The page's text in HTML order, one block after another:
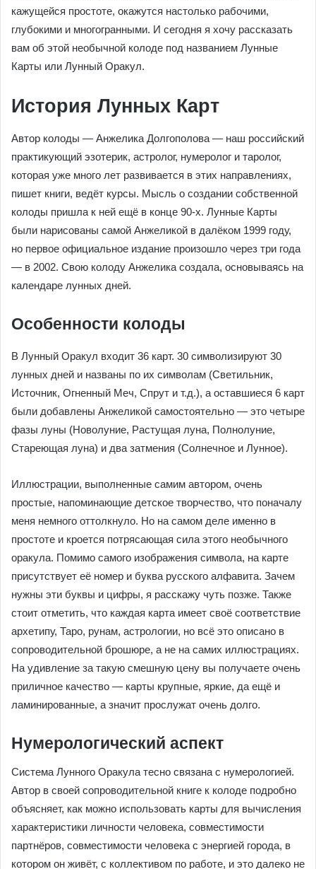
кажущейся простоте, окажутся настолько рабочими,
глубокими и многогранными. И сегодня я хочу рассказать
вам об этой необычной колоде под названием Лунные
Карты или Лунный Оракул.
История Лунных Карт
Автор колоды — Анжелика Долгополова — наш российский
практикующий эзотерик, астролог, нумеролог и таролог,
которая уже много лет развивается в этих направлениях,
пишет книги, ведёт курсы. Мысль о создании собственной
колоды пришла к ней ещё в конце 90-х. Лунные Карты
были нарисованы самой Анжеликой в далёком 1999 году,
но первое официальное издание произошло через три года
— в 2002. Свою колоду Анжелика создала, основываясь на
календаре лунных дней.
Особенности колоды
В Лунный Оракул входит 36 карт. 30 символизируют 30
лунных дней и названы по их символам (Светильник,
Источник, Огненный Меч, Спрут и т.д.), а оставшиеся 6 карт
были добавлены Анжеликой самостоятельно — это четыре
фазы луны (Новолуние, Растущая луна, Полнолуние,
Стареющая луна) и два затмения (Солнечное и Лунное).
Иллюстрации, выполненные самим автором, очень
простые, напоминающие детское творчество, что поначалу
меня немного оттолкнуло. Но на самом деле именно в
простоте и кроется потрясающая сила этого необычного
оракула. Помимо самого изображения символа, на карте
присутствует её номер и буква русского алфавита. Зачем
нужны эти буквы и цифры, я расскажу чуть позже. Также
стоит отметить, что каждая карта имеет своё соответствие
архетипу, Таро, рунам, астрологии, но всё это описано в
сопроводительной брошюре, а не на самих иллюстрациях.
На удивление за такую смешную цену вы получаете очень
приличное качество — карты крупные, яркие, да ещё и
ламинированные, а значит прослужат очень долго.
Нумерологический аспект
Система Лунного Оракула тесно связана с нумерологией.
Автор в своей сопроводительной книге к колоде подробно
объясняет, как можно использовать карты для вычисления
характеристики личности человека, совместимости
партнёров, совместимости человека с энергией города, в
котором он живёт, с коллективом по работе, и это далеко не